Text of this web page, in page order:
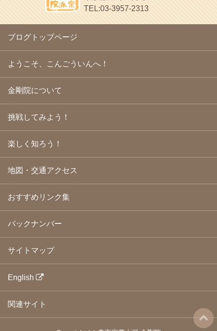
2010年2月(23)
2010年1月(23)
(18)
2009年11月
(20)
2009年10月(20)
2009年9月 (20)
2009年6月(22)
2009年5月(20)
2009年4月
(24)
2009年3月(21)
2009年2月(19)
2009年1月(25)
2008年10月
(31)
2008年9月(24)
2008年8月(24)
2008年5月(21)
(24)
2008年2月 (21)
2008年1月(23)
2007年12月
2007年9月
2007年8月(26)
ヘェ～という感じ
chocolab.Air♪DIALY
ラブラドールのワンちゃんがかわいいよ
TEL:03-3957-2313
ブログトップページ
ようこそ、こんごういんへ！
金剛院について
挑戦してみよう！
楽しく知ろう！
地図・交通アクセス
おすすめリンク集
バックナンバー
サイトマップ
English
関連サイト